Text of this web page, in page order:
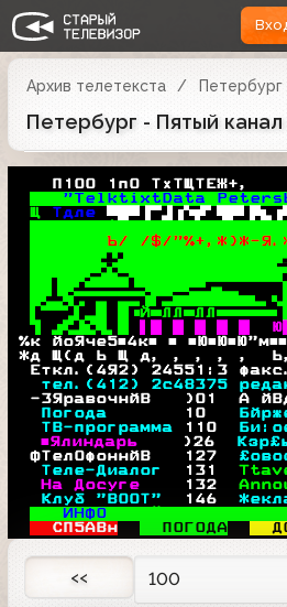
Архив телетекста Петербург
Петербург - Пятый канал
П100 1п0 ТхТЩТЕЖ+,
"TelktixtData
Щ Тдле
Ъ/ /$/"%+,*)*-



%к йоЯче5■4к■ ■
*д Щ(д Ь Щ д, , , , ,
Еткл.(4Я2) 24551:3
тел.(412) 2с48375
-3ЯравочнйВ   )01  А
Погода
10
ТВ-программа
110
■Ялиндарь
)26
ФТел0фоннйВ
127
Теле-Диалог
131
На Досуге
132
Клуб "ВООТ"
146
ИНФО
СП5АВн
ПОГОДА
<< 100